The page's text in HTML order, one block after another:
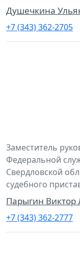
Душечкина
+7 (343) 362-2705
Заместитель
Федеральной
Свердловской
судебного
Парыгин Виктор
+7 (343) 362-2777